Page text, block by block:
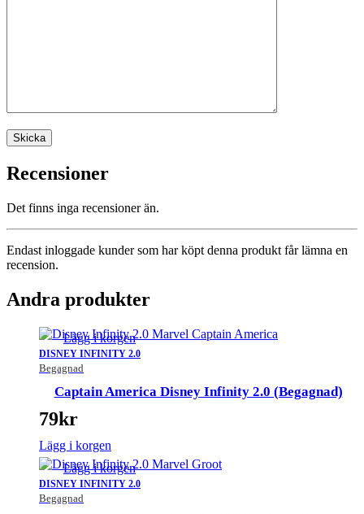
Recensioner
Det finns inga recensioner än.
Endast inloggade kunder som har köpt denna produkt får lämna en
recension.
Andra produkter
DISNEY INFINITY 2.0
Begagnad
Lägg i korgen
Captain America Disney Infinity 2.0 (Begagnad)
79kr
Lägg i korgen
DISNEY INFINITY 2.0
Begagnad
Lägg i korgen